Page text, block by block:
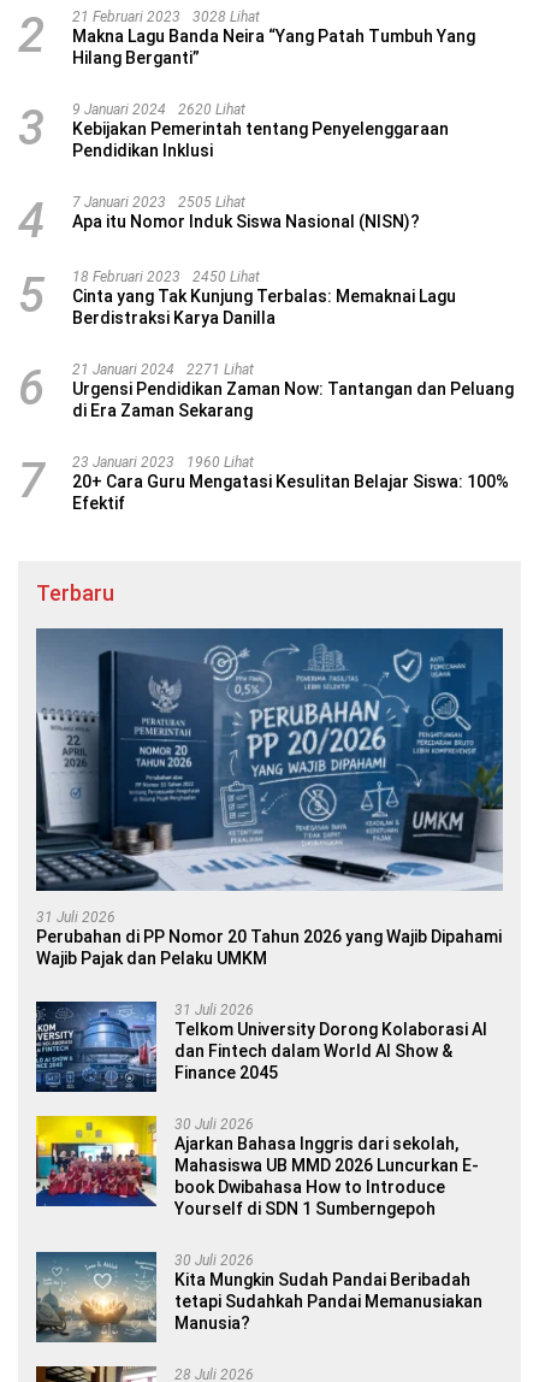
2 21 Februari 2023 3028 Lihat
Makna Lagu Banda Neira “Yang Patah Tumbuh Yang
Hilang Berganti”
3 9 Januari 2024 2620 Lihat
Kebijakan Pemerintah tentang Penyelenggaraan
Pendidikan Inklusi
4 7 Januari 2023 2505 Lihat
Apa itu Nomor Induk Siswa Nasional (NISN)?
5 18 Februari 2023 2450 Lihat
Cinta yang Tak Kunjung Terbalas: Memaknai Lagu
Berdistraksi Karya Danilla
6 21 Januari 2024 2271 Lihat
Urgensi Pendidikan Zaman Now: Tantangan dan Peluang
di Era Zaman Sekarang
7 23 Januari 2023 1960 Lihat
20+ Cara Guru Mengatasi Kesulitan Belajar Siswa: 100%
Efektif
Terbaru
31 Juli 2026
Perubahan di PP Nomor 20 Tahun 2026 yang Wajib Dipahami
Wajib Pajak dan Pelaku UMKM
31 Juli 2026
Telkom University Dorong Kolaborasi AI
dan Fintech dalam World AI Show &
Finance 2045
30 Juli 2026
Ajarkan Bahasa Inggris dari sekolah,
Mahasiswa UB MMD 2026 Luncurkan E-
book Dwibahasa How to Introduce
Yourself di SDN 1 Sumberngepoh
30 Juli 2026
Kita Mungkin Sudah Pandai Beribadah
tetapi Sudahkah Pandai Memanusiakan
Manusia?
28 Juli 2026